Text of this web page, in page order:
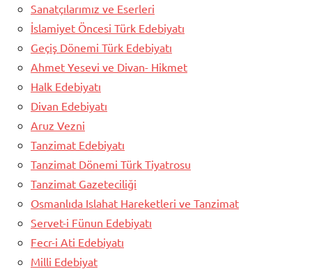
Sanatçılarımız ve Eserleri
İslamiyet Öncesi Türk Edebiyatı
Geçiş Dönemi Türk Edebiyatı
Ahmet Yesevi ve Divan- Hikmet
Halk Edebiyatı
Divan Edebiyatı
Aruz Vezni
Tanzimat Edebiyatı
Tanzimat Dönemi Türk Tiyatrosu
Tanzimat Gazeteciliği
Osmanlıda Islahat Hareketleri ve Tanzimat
Servet-i Fünun Edebiyatı
Fecr-i Ati Edebiyatı
Milli Edebiyat